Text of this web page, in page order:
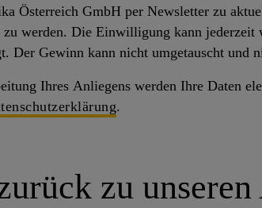
Österreich GmbH per Newsletter zu
werden. Die Einwilligung kann jederzeit
Der Gewinn kann nicht umgetauscht und
Ihres Anliegens werden Ihre Daten
.
zu